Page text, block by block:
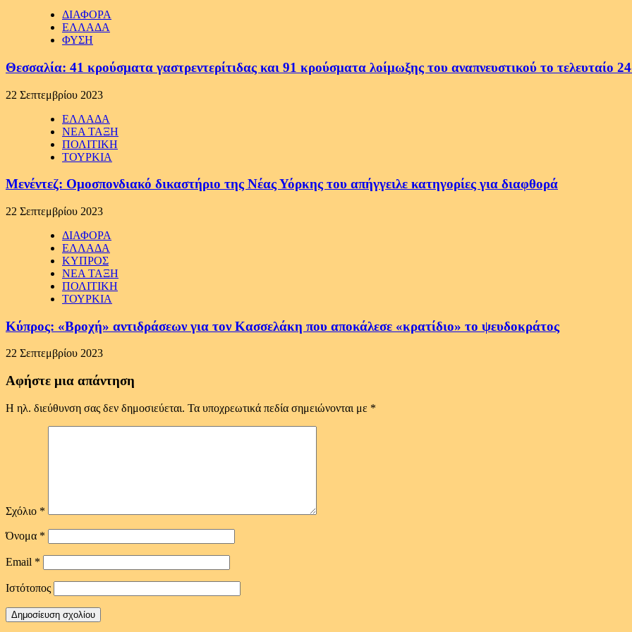
ΔΙΑΦΟΡΑ
ΕΛΛΑΔΑ
ΦΥΣΗ
Θεσσαλία: 41 κρούσματα γαστρεντερίτιδας και 91 κρούσματα λοίμωξης του αναπνευστικού το τελευταίο
22 Σεπτεμβρίου 2023
ΕΛΛΑΔΑ
ΝΕΑ ΤΑΞΗ
ΠΟΛΙΤΙΚΗ
ΤΟΥΡΚΙΑ
Μενέντεζ: Ομοσπονδιακό δικαστήριο της Νέας Υόρκης του απήγγειλε κατηγορίες για διαφθορά
22 Σεπτεμβρίου 2023
ΔΙΑΦΟΡΑ
ΕΛΛΑΔΑ
ΚΥΠΡΟΣ
ΝΕΑ ΤΑΞΗ
ΠΟΛΙΤΙΚΗ
ΤΟΥΡΚΙΑ
Κύπρος: «Βροχή» αντιδράσεων για τον Κασσελάκη που αποκάλεσε «κρατίδιο» το ψευδοκράτος
22 Σεπτεμβρίου 2023
Αφήστε μια απάντηση
Η ηλ. διεύθυνση σας δεν δημοσιεύεται. Τα υποχρεωτικά πεδία σημειώνονται με *
Σχόλιο *
Όνομα *
Email *
Ιστότοπος